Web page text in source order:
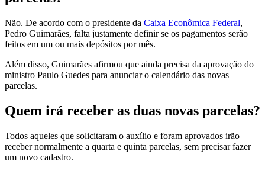
Não. De acordo com o presidente da Caixa Econômica Federal,
Pedro Guimarães, falta justamente definir se os pagamentos serão
feitos em um ou mais depósitos por mês.
Além disso, Guimarães afirmou que ainda precisa da aprovação do
ministro Paulo Guedes para anunciar o calendário das novas
parcelas.
Quem irá receber as duas novas parcelas?
Todos aqueles que solicitaram o auxílio e foram aprovados irão
receber normalmente a quarta e quinta parcelas, sem precisar fazer
um novo cadastro.